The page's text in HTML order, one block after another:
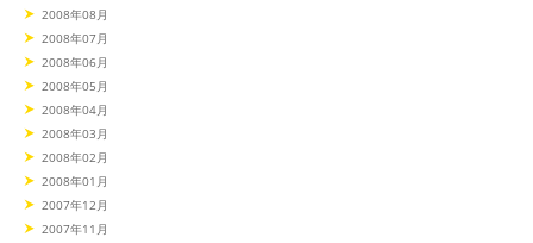
2008年08月
2008年07月
2008年06月
2008年05月
2008年04月
2008年03月
2008年02月
2008年01月
2007年12月
2007年11月